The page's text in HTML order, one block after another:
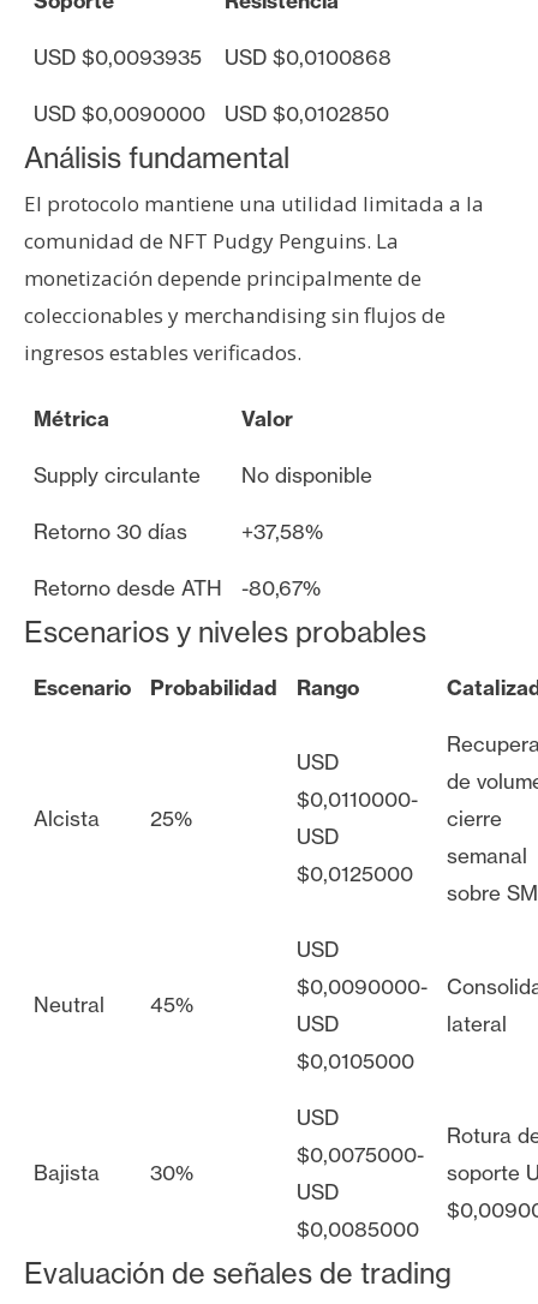
l
i
c
i
d
a
USD $0,0093935 USD $0,0100868
USD $0,0090000 USD $0,0102850
Análisis fundamental
El protocolo mantiene una utilidad limitada a la
comunidad de NFT Pudgy Penguins. La
monetización depende principalmente de
coleccionables y merchandising sin flujos de
ingresos estables verificados.
Métrica Valor
Supply circulante No disponible
Retorno 30 días +37,58%
Retorno desde ATH -80,67%
Escenarios y niveles probables
Escenario Probabilidad Rango
Alcista 25%
USD
$0,0110000-
USD
$0,0125000
de
cierre
semanal
sobre
Neutral 45%
USD
$0,0090000-
USD
$0,0105000
lateral
Bajista 30%
USD
$0,0075000-
USD
$0,0085000
Rotura
soporte
Evaluación de señales de trading